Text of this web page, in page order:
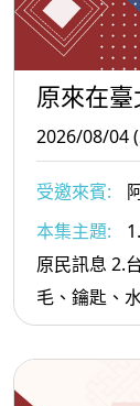
原來在臺
2026/08/04
受邀來賓:
本集主題:
原民訊息 2.台北Taluan（阿美族語趣味教學）：羽
毛、鑰匙、